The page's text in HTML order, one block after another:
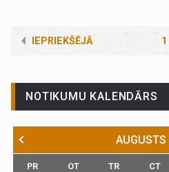
IEPRIEKŠĒJĀ 1
NOTIKUMU KALENDĀRS
AUGUSTS
PR OT TR CT